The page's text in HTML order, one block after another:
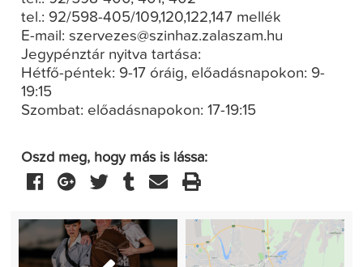
tel.: 92/598-405/109,120,122,147 mellék
E-mail: szervezes@szinhaz.zalaszam.hu
Jegypénztár nyitva tartása:
Hétfő-péntek: 9-17 óráig, előadásnapokon: 9-
19:15
Szombat: előadásnapokon: 17-19:15
Oszd meg, hogy más is lássa: